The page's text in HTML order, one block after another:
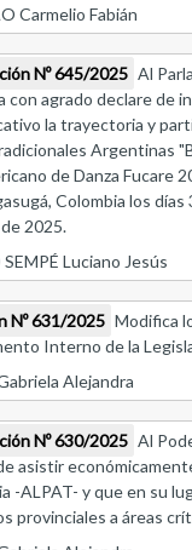
Carmelio Fabián
Nº 645/2025 Al
con agrado declare de
la trayectoria y
Argentinas
de Danza Fucare
Colombia los
2025.
Luciano Jesús
Nº 631/2025 Modifica
Interno de la
Alejandra
Nº 630/2025 Al
asistir
-ALPAT- y que en su
provinciales a áreas